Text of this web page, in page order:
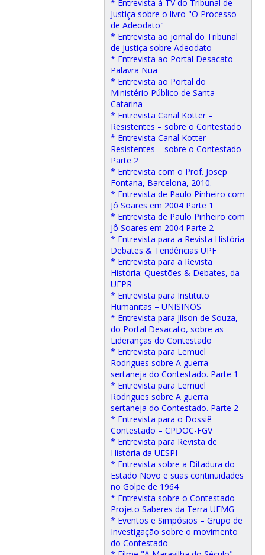
* Entrevista à TV do Tribunal de
Justiça sobre o livro "O Processo
de Adeodato"
* Entrevista ao jornal do Tribunal
de Justiça sobre Adeodato
* Entrevista ao Portal Desacato –
Palavra Nua
* Entrevista ao Portal do
Ministério Público de Santa
Catarina
* Entrevista Canal Kotter –
Resistentes – sobre o Contestado
* Entrevista Canal Kotter –
Resistentes – sobre o Contestado
Parte 2
* Entrevista com o Prof. Josep
Fontana, Barcelona, 2010.
* Entrevista de Paulo Pinheiro com
Jô Soares em 2004 Parte 1
* Entrevista de Paulo Pinheiro com
Jô Soares em 2004 Parte 2
* Entrevista para a Revista História
Debates & Tendências UPF
* Entrevista para a Revista
História: Questões & Debates, da
UFPR
* Entrevista para Instituto
Humanitas – UNISINOS
* Entrevista para Jilson de Souza,
do Portal Desacato, sobre as
Lideranças do Contestado
* Entrevista para Lemuel
Rodrigues sobre A guerra
sertaneja do Contestado. Parte 1
* Entrevista para Lemuel
Rodrigues sobre A guerra
sertaneja do Contestado. Parte 2
* Entrevista para o Dossiê
Contestado – CPDOC-FGV
* Entrevista para Revista de
História da UESPI
* Entrevista sobre a Ditadura do
Estado Novo e suas continuidades
no Golpe de 1964
* Entrevista sobre o Contestado –
Projeto Saberes da Terra UFMG
* Eventos e Simpósios – Grupo de
Investigação sobre o movimento
do Contestado